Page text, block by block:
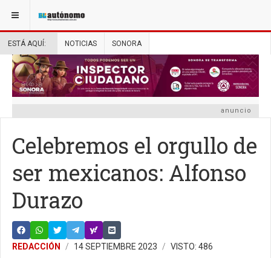
ESTÁ AQUÍ: NOTICIAS SONORA
anuncio
Celebremos el orgullo de
ser mexicanos: Alfonso
Durazo
REDACCIÓN 14 SEPTIEMBRE 2023 VISTO: 486